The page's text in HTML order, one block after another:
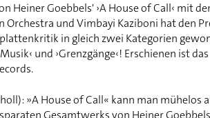
Heiner Goebbels' ›A House of Call‹ mit
Orchestra und Vimbayi Kaziboni hat den
in gleich zwei Kategorien
und ›Grenzgänge‹! Erschienen ist das
»A House of Call« kann man mühelos
Gesamtwerks von Heiner Goebbels